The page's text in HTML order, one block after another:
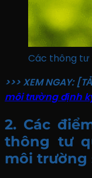
Các thông tư
>>> XEM NGAY:
môi trường định
2. Các
thông tư
môi trường